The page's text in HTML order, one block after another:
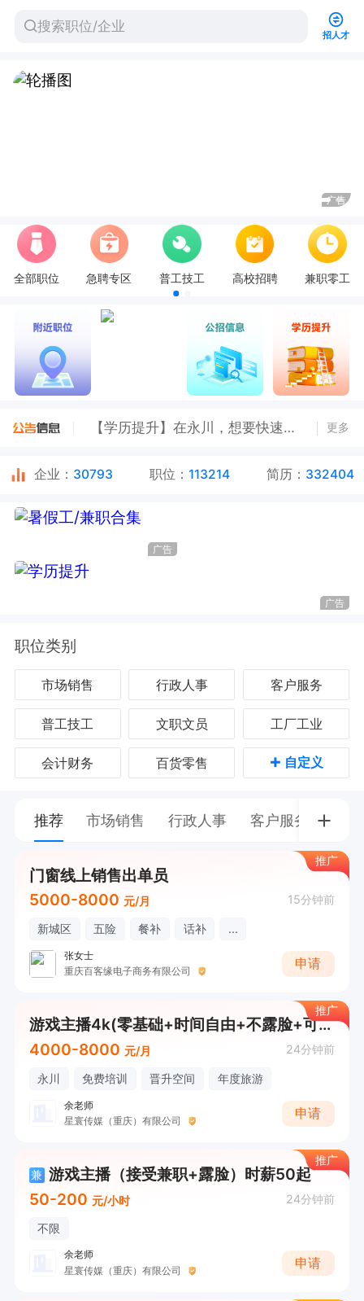
招人才
广告
全部职位 急聘专区 普工技工 高校招聘 兼职零工
找工作进【永川工作推荐群】，一对一推荐工作更便捷！
【学历提升】在永川，想要快速拿到大学（专科/本科）毕业证快报名！低学历可报，边工作边拿证！
【报名截止日期8.10】重庆市永川区来苏镇人民政府 关于招聘全日制公益性岗位人员简章
更多
企业： 30793 职位： 113214 简历： 332404
广告
广告
职位类别
市场销售 行政人事 客户服务
普工技工 文职文员 工厂工业
会计财务 百货零售 + 自定义
推荐 市场销售 行政人事 客户服务
推广
门窗线上销售出单员
5000-8000 元/月 15分钟前
新城区 五险 餐补 话补 ...
张女士
重庆百客缘电子商务有限公司
申请
推广
游戏主播4k(零基础+时间自由+不露脸+可兼职）
4000-8000 元/月 24分钟前
永川 免费培训 晋升空间 年度旅游
余老师
星寰传媒（重庆）有限公司
申请
推广
兼 游戏主播（接受兼职+露脸）时薪50起
50-200 元/小时 24分钟前
不限
余老师
星寰传媒（重庆）有限公司
申请